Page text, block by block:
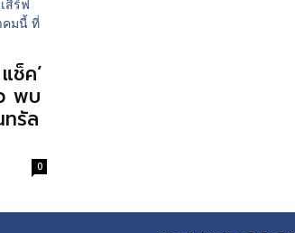
ช็ค’
พบ
รัล
0